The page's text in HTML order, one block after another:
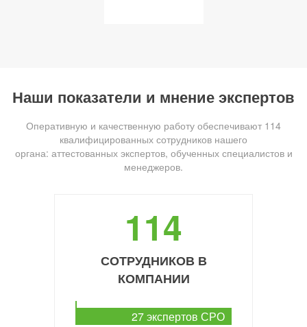
Наши показатели и мнение экспертов
Оперативную и качественную работу обеспечивают 114
квалифицированных сотрудников нашего
органа: аттестованных экспертов, обученных специалистов и
менеджеров.
114
СОТРУДНИКОВ В
КОМПАНИИ
27 экспертов СРО